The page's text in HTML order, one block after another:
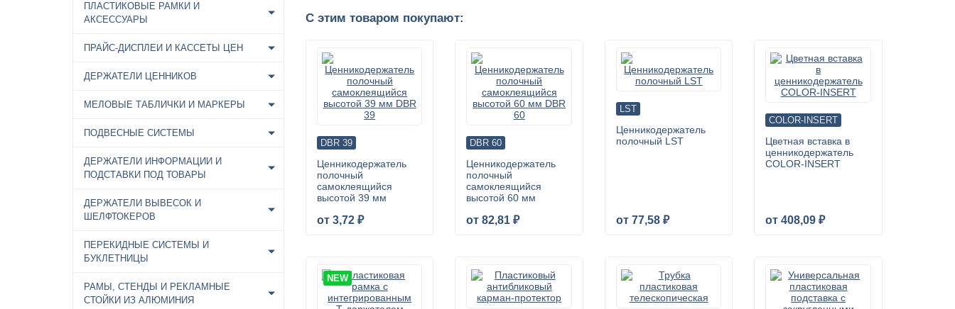
ПЛАСТИКОВЫЕ РАМКИ И
АКСЕССУАРЫ
ПРАЙС-ДИСПЛЕИ И КАССЕТЫ ЦЕН
ДЕРЖАТЕЛИ ЦЕННИКОВ
МЕЛОВЫЕ ТАБЛИЧКИ И МАРКЕРЫ
ПОДВЕСНЫЕ СИСТЕМЫ
ДЕРЖАТЕЛИ ИНФОРМАЦИИ И
ПОДСТАВКИ ПОД ТОВАРЫ
ДЕРЖАТЕЛИ ВЫВЕСОК И
ШЕЛФТОКЕРОВ
ПЕРЕКИДНЫЕ СИСТЕМЫ И
БУКЛЕТНИЦЫ
РАМЫ, СТЕНДЫ И РЕКЛАМНЫЕ
СТОЙКИ ИЗ АЛЮМИНИЯ
С этим товаром покупают:
DBR 39
Ценникодержатель
полочный
самоклеящийся
высотой 39 мм
от 3,72 ₽
DBR 60
Ценникодержатель
полочный
самоклеящийся
высотой 60 мм
от 82,81 ₽
LST
Ценникодержатель
полочный LST
от 77,58 ₽
COLOR-INSERT
Цветная вставка в
ценникодержатель
COLOR-INSERT
от 408,09 ₽
NEW